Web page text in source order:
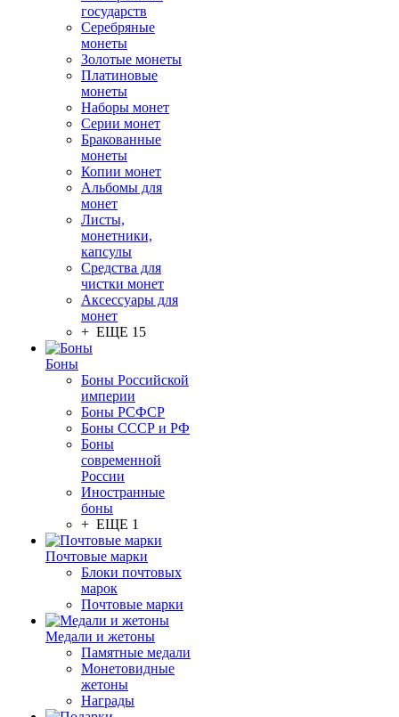
государств
Серебряные
монеты
Золотые монеты
Платиновые
монеты
Наборы монет
Серии монет
Бракованные
монеты
Копии монет
Альбомы для
монет
Листы,
монетники,
капсулы
Средства для
чистки монет
Аксессуары для
монет
+ ЕЩЕ 15
Боны
Боны Российской
империи
Боны РСФСР
Боны СССР и РФ
Боны
современной
России
Иностранные
боны
+ ЕЩЕ 1
Почтовые марки
Блоки почтовых
марок
Почтовые марки
Медали и жетоны
Памятные медали
Монетовидные
жетоны
Награды